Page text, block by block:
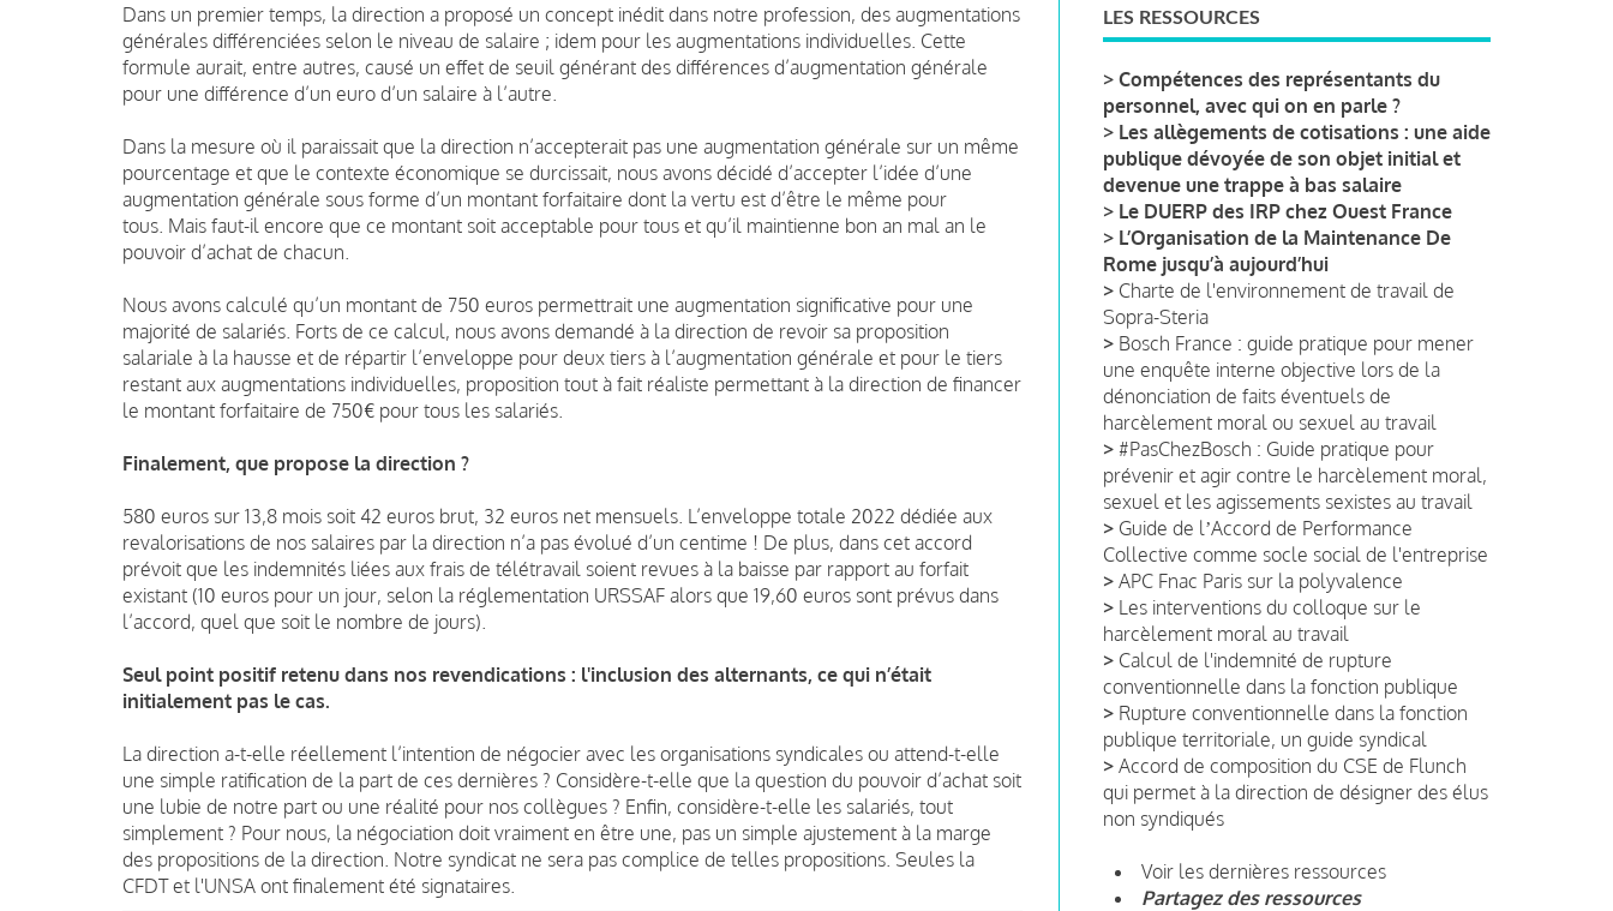
Dans un premier temps, la direction a proposé un concept inédit dans notre profession, des augmentations
générales différenciées selon le niveau de salaire ; idem pour les augmentations individuelles. Cette
formule aurait, entre autres, causé un effet de seuil générant des différences d’augmentation générale
pour une différence d’un euro d’un salaire à l’autre.
Dans la mesure où il paraissait que la direction n’accepterait pas une augmentation générale sur un même
pourcentage et que le contexte économique se durcissait, nous avons décidé d’accepter l’idée d’une
augmentation générale sous forme d’un montant forfaitaire dont la vertu est d’être le même pour
tous. Mais faut-il encore que ce montant soit acceptable pour tous et qu’il maintienne bon an mal an le
pouvoir d’achat de chacun.
Nous avons calculé qu’un montant de 750 euros permettrait une augmentation significative pour une
majorité de salariés. Forts de ce calcul, nous avons demandé à la direction de revoir sa proposition
salariale à la hausse et de répartir l’enveloppe pour deux tiers à l’augmentation générale et pour le tiers
restant aux augmentations individuelles, proposition tout à fait réaliste permettant à la direction de financer
le montant forfaitaire de 750€ pour tous les salariés.
Finalement, que propose la direction ?
580 euros sur 13,8 mois soit 42 euros brut, 32 euros net mensuels. L’enveloppe totale 2022 dédiée aux
revalorisations de nos salaires par la direction n’a pas évolué d’un centime ! De plus, dans cet accord
prévoit que les indemnités liées aux frais de télétravail soient revues à la baisse par rapport au forfait
existant (10 euros pour un jour, selon la réglementation URSSAF alors que 19,60 euros sont prévus dans
l’accord, quel que soit le nombre de jours).
Seul point positif retenu dans nos revendications : l'inclusion des alternants, ce qui n’était
initialement pas le cas.
La direction a-t-elle réellement l’intention de négocier avec les organisations syndicales ou attend-t-elle
une simple ratification de la part de ces dernières ? Considère-t-elle que la question du pouvoir d’achat soit
une lubie de notre part ou une réalité pour nos collègues ? Enfin, considère-t-elle les salariés, tout
simplement ? Pour nous, la négociation doit vraiment en être une, pas un simple ajustement à la marge
des propositions de la direction. Notre syndicat ne sera pas complice de telles propositions. Seules la
CFDT et l'UNSA ont finalement été signataires.
LES RESSOURCES
> Compétences des représentants du
personnel, avec qui on en parle ?
> Les allègements de cotisations : une aide
publique dévoyée de son objet initial et
devenue une trappe à bas salaire
> Le DUERP des IRP chez Ouest France
> L’Organisation de la Maintenance De
Rome jusqu’à aujourd’hui
> Charte de l'environnement de travail de
Sopra-Steria
> Bosch France : guide pratique pour mener
une enquête interne objective lors de la
dénonciation de faits éventuels de
harcèlement moral ou sexuel au travail
> #PasChezBosch : Guide pratique pour
prévenir et agir contre le harcèlement moral,
sexuel et les agissements sexistes au travail
> Guide de lʼAccord de Performance
Collective comme socle social de l'entreprise
> APC Fnac Paris sur la polyvalence
> Les interventions du colloque sur le
harcèlement moral au travail
> Calcul de l'indemnité de rupture
conventionnelle dans la fonction publique
> Rupture conventionnelle dans la fonction
publique territoriale, un guide syndical
> Accord de composition du CSE de Flunch
qui permet à la direction de désigner des élus
non syndiqués
Voir les dernières ressources
Partagez des ressources